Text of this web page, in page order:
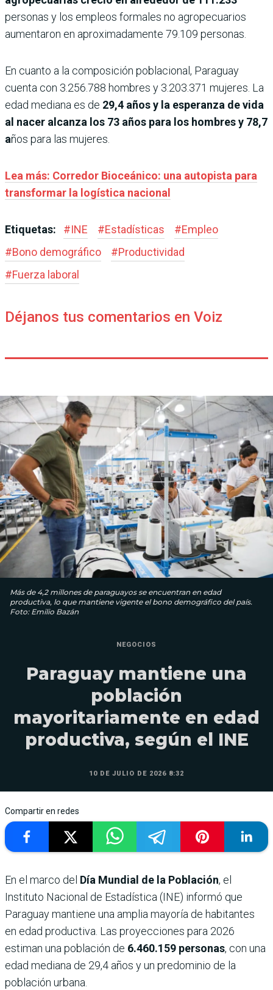
personas y los empleos formales no agropecuarios
aumentaron en aproximadamente 79.109 personas.
En cuanto a la composición poblacional, Paraguay
cuenta con 3.256.788 hombres y 3.203.371 mujeres. La
edad mediana es de 29,4 años y la esperanza de vida
al nacer alcanza los 73 años para los hombres y 78,7
años para las mujeres.
Lea más: Corredor Bioceánico: una autopista para
transformar la logística nacional
Etiquetas: #INE #Estadísticas #Empleo
#Bono demográfico #Productividad
#Fuerza laboral
Déjanos tus comentarios en Voiz
Más de 4,2 millones de paraguayos se encuentran en edad
productiva, lo que mantiene vigente el bono demográfico del país.
Foto: Emilio Bazán
NEGOCIOS
Paraguay mantiene una
población
mayoritariamente en edad
productiva, según el INE
10 DE JULIO DE 2026 8:32
Compartir en redes
En el marco del Día Mundial de la Población, el
Instituto Nacional de Estadística (INE) informó que
Paraguay mantiene una amplia mayoría de habitantes
en edad productiva. Las proyecciones para 2026
estiman una población de 6.460.159 personas, con una
edad mediana de 29,4 años y un predominio de la
población urbana.